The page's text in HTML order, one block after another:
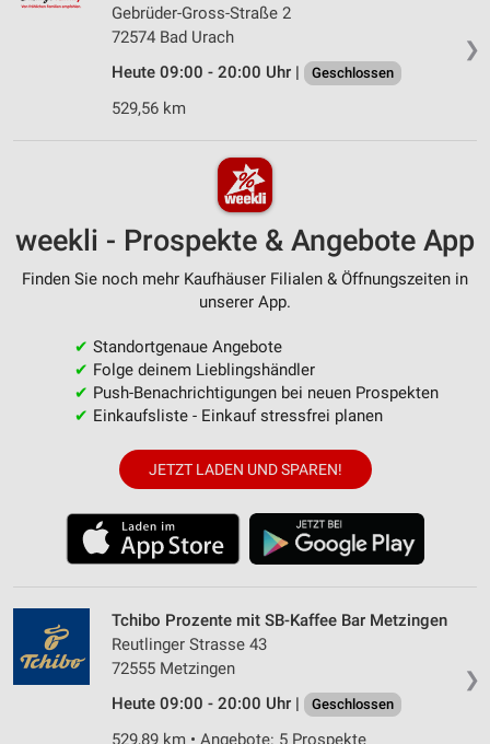
❯
Gebrüder-Gross-Straße 2
72574 Bad Urach
Heute 09:00 - 20:00 Uhr |
Geschlossen
529,56 km
weekli - Prospekte & Angebote App
Finden Sie noch mehr Kaufhäuser Filialen & Öffnungszeiten in
unserer App.
✔ Standortgenaue Angebote
✔ Folge deinem Lieblingshändler
✔ Push-Benachrichtigungen bei neuen Prospekten
✔ Einkaufsliste - Einkauf stressfrei planen
JETZT LADEN UND SPAREN!
❯
Tchibo Prozente mit SB-Kaffee Bar Metzingen
Reutlinger Strasse 43
72555 Metzingen
Heute 09:00 - 20:00 Uhr |
Geschlossen
529,89 km • Angebote: 5 Prospekte